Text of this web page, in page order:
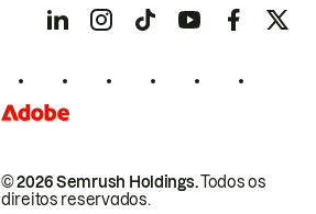
© 2026 Semrush Holdings.Todos os
direitos reservados.